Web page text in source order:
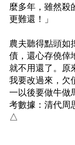
麼多年，雖然殺
更難還！」
農夫聽得點頭如
債，還心存僥倖
就不用還了。原
我要改過來，欠
一以後要做牛做
考數據：清代周